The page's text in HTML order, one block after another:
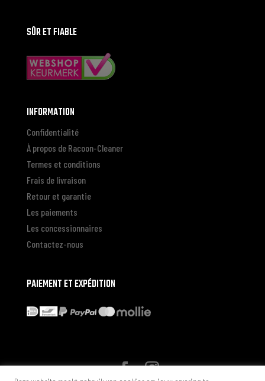
SÛR ET FIABLE
INFORMATION
Confidentialité
À propos de Racoon-Cleaner
Termes et conditions
Frais de livraison
Retour et garantie
Les paiements
Les concessionnaires
Contactez-nous
PAIEMENT ET EXPÉDITION